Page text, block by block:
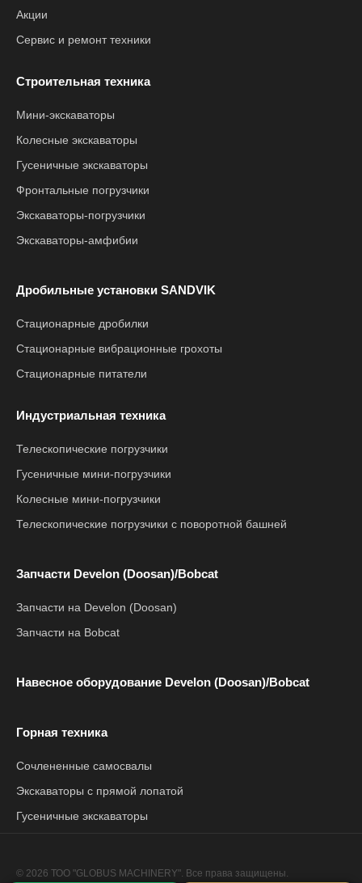
Акции
Сервис и ремонт техники
Строительная техника
Мини-экскаваторы
Колесные экскаваторы
Гусеничные экскаваторы
Фронтальные погрузчики
Экскаваторы-погрузчики
Экскаваторы-амфибии
Дробильные установки SANDVIK
Стационарные дробилки
Стационарные вибрационные грохоты
Стационарные питатели
Индустриальная техника
Телескопические погрузчики
Гусеничные мини-погрузчики
Колесные мини-погрузчики
Телескопические погрузчики с поворотной башней
Запчасти Develon (Doosan)/Bobcat
Запчасти на Develon (Doosan)
Запчасти на Bobcat
Навесное оборудование Develon (Doosan)/Bobcat
Горная техника
Сочлененные самосвалы
Экскаваторы с прямой лопатой
Гусеничные экскаваторы
© 2026 ТОО "GLOBUS MACHINERY". Все права защищены.